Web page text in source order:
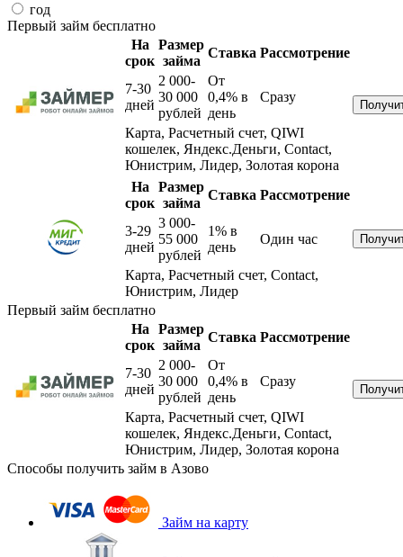
год
Первый займ бесплатно
На
срок
Размер
займа
Ставка Рассмотрение
7-30
дней
2 000-
30 000
рублей
От
0,4% в
день
Сразу
Карта, Расчетный счет, QIWI
кошелек, Яндекс.Деньги, Contact,
Юнистрим, Лидер, Золотая корона
На
срок
Размер
займа
Ставка Рассмотрение
3-29
дней
3 000-
55 000
рублей
1% в
день
Один час
Карта, Расчетный счет, Contact,
Юнистрим, Лидер
Первый займ бесплатно
На
срок
Размер
займа
Ставка Рассмотрение
7-30
дней
2 000-
30 000
рублей
От
0,4% в
день
Сразу
Карта, Расчетный счет, QIWI
кошелек, Яндекс.Деньги, Contact,
Юнистрим, Лидер, Золотая корона
Способы получить займ в Азово
Займ на карту